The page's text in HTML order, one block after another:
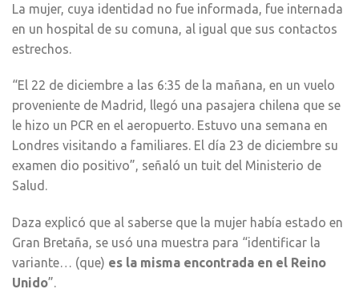
La mujer, cuya identidad no fue informada, fue internada
en un hospital de su comuna, al igual que sus contactos
estrechos.
“El 22 de diciembre a las 6:35 de la mañana, en un vuelo
proveniente de Madrid, llegó una pasajera chilena que se
le hizo un PCR en el aeropuerto. Estuvo una semana en
Londres visitando a familiares. El día 23 de diciembre su
examen dio positivo”, señaló un tuit del Ministerio de
Salud.
Daza explicó que al saberse que la mujer había estado en
Gran Bretaña, se usó una muestra para “identificar la
variante… (que) es la misma encontrada en el Reino
Unido”.